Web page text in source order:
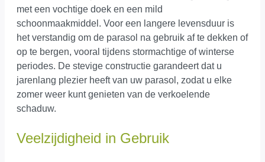
met een vochtige doek en een mild
schoonmaakmiddel. Voor een langere levensduur is
het verstandig om de parasol na gebruik af te dekken of
op te bergen, vooral tijdens stormachtige of winterse
periodes. De stevige constructie garandeert dat u
jarenlang plezier heeft van uw parasol, zodat u elke
zomer weer kunt genieten van de verkoelende
schaduw.
Veelzijdigheid in Gebruik